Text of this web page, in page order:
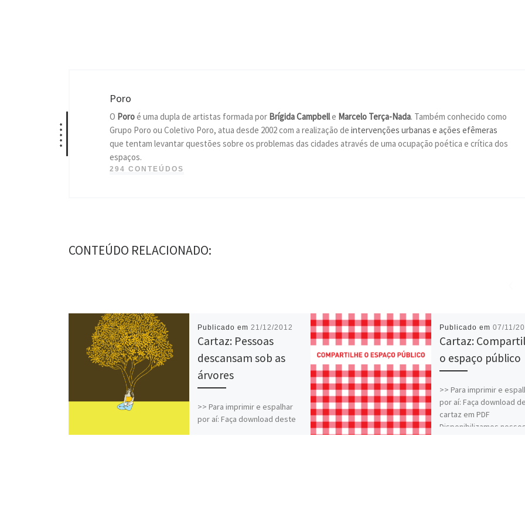
*****
Poro
O Poroé uma dupla de artistas formada por Brígida Campbelle Marcelo Terça-Nada. Também conhecido como
Grupo Poro ou Coletivo Poro, atua desde 2002 com a realização de intervenções urbanas e ações efêmeras
que tentam levantar questões sobre os problemas das cidades através de uma ocupação poética e crítica dos
espaços.
294 CONTEÚDOS
CONTEÚDO RELACIONADO:
Publicado em 21/12/2012
Cartaz: Pessoas
descansam sob as
árvores
>> Para imprimir e espalhar
por aí: Faça download deste
Publicado em 07/11/
Cartaz:
o espaço público
>> Para imprimir e
por aí: Faça download
cartaz em PDF
Disponibilizamos